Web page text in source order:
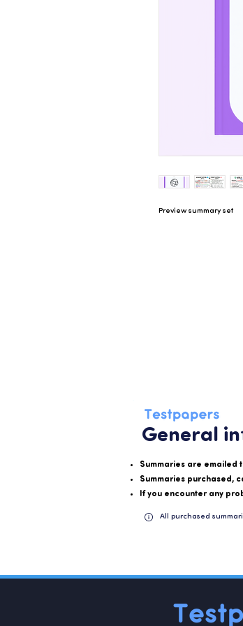
Preview summary set
General
Summaries are emailed
Summaries purchased,
If you encounter any
All purchased